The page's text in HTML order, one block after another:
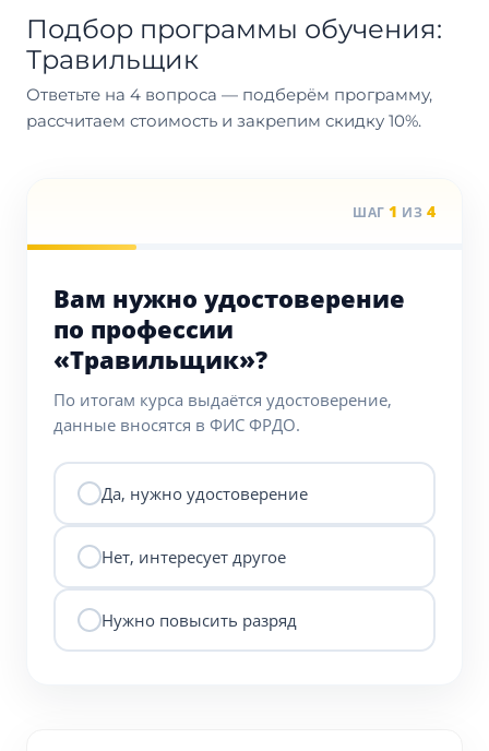
Подбор программы обучения:
Травильщик
Ответьте на 4 вопроса — подберём программу,
рассчитаем стоимость и закрепим скидку 10%.
ШАГ 1 ИЗ 4
Вам нужно удостоверение
по профессии
«Травильщик»?
По итогам курса выдаётся удостоверение,
данные вносятся в ФИС ФРДО.
Да, нужно удостоверение
Нет, интересует другое
Нужно повысить разряд